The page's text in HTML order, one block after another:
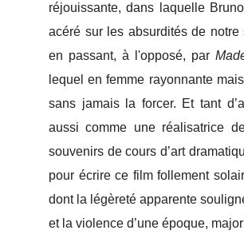
réjouissante, dans laquelle
acéré sur les absurdités de
en passant, à l'opposé, par
lequel en femme rayonnante
sans jamais la forcer. Et tant
aussi comme une réalisatrice
souvenirs de cours d’art
pour écrire ce film follement
dont la légèreté apparente
et la violence d’une époque,